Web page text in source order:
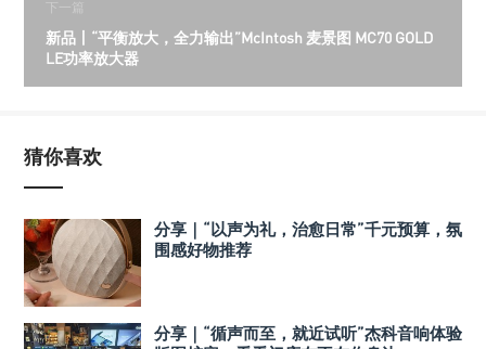
下一篇
新品丨“平衡放大，全力输出”McIntosh 麦景图 MC70 GOLD
LE功率放大器
猜你喜欢
分享｜“以声为礼，治愈日常”千元预算，氛
围感好物推荐
分享｜“循声而至，就近试听”杰科音响体验